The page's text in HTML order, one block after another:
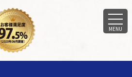
MENU